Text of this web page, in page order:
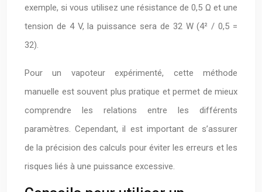
exemple, si vous utilisez une résistance de 0,5 Ω et une
tension de 4 V, la puissance sera de 32 W (4² / 0,5 =
32).
Pour un vapoteur expérimenté, cette méthode
manuelle est souvent plus pratique et permet de mieux
comprendre les relations entre les différents
paramètres. Cependant, il est important de s’assurer
de la précision des calculs pour éviter les erreurs et les
risques liés à une puissance excessive.